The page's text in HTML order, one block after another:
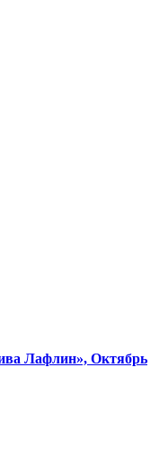
Лафлин», Октябрь